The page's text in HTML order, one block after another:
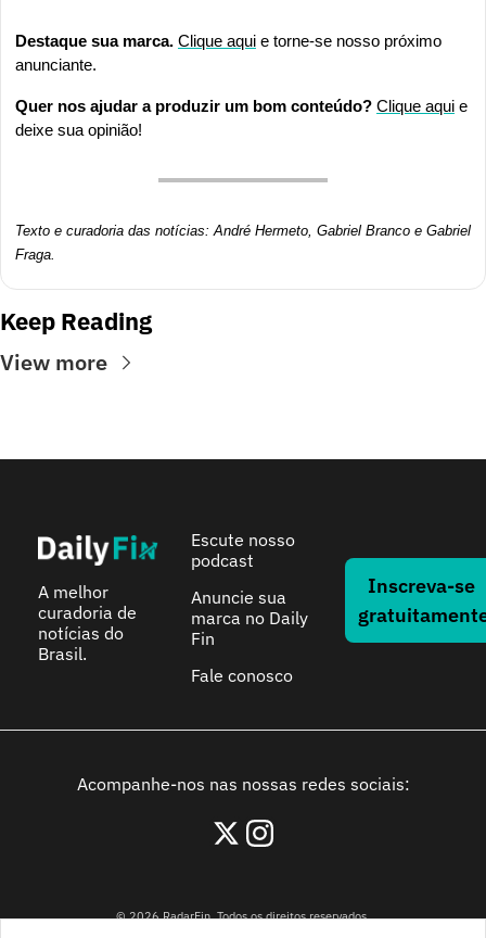
Destaque sua marca. Clique aqui e torne-se nosso próximo
anunciante.
Quer nos ajudar a produzir um bom conteúdo? Clique aqui e
deixe sua opinião!
Texto e curadoria das notícias: André Hermeto, Gabriel Branco e Gabriel
Fraga.
Keep Reading
View more
A melhor
curadoria de
notícias do
Brasil.
Escute nosso
podcast
Anuncie sua
marca no Daily
Fin
Fale conosco
Inscreva-se
Acompanhe-nos nas nossas redes sociais:
© 2026 RadarFin. Todos os direitos reservados.